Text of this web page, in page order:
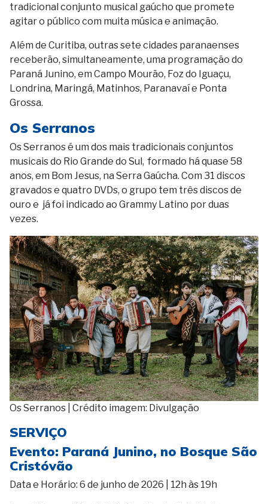
tradicional conjunto musical gaúcho que promete
agitar o público com muita música e animação.
Além de Curitiba, outras sete cidades paranaenses
receberão, simultaneamente, uma programação do
Paraná Junino, em Campo Mourão, Foz do Iguaçu,
Londrina, Maringá, Matinhos, Paranavaí e Ponta
Grossa.
Os Serranos
Os Serranos é um dos mais tradicionais conjuntos
musicais do Rio Grande do Sul, formado há quase 58
anos, em Bom Jesus, na Serra Gaúcha. Com 31 discos
gravados e quatro DVDs, o grupo tem três discos de
ouro e já foi indicado ao Grammy Latino por duas
vezes.
Os Serranos | Crédito imagem: Divulgação
SERVIÇO
Evento: Paraná Junino, no Bosque São
Cristóvão
Data e Horário: 6 de junho de 2026 | 12h às 19h